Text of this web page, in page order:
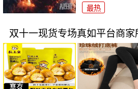
最热
双十一现货专场真如平台商家